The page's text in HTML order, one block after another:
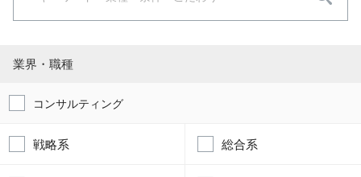
業界・職種
コンサルティング
戦略系 総合系